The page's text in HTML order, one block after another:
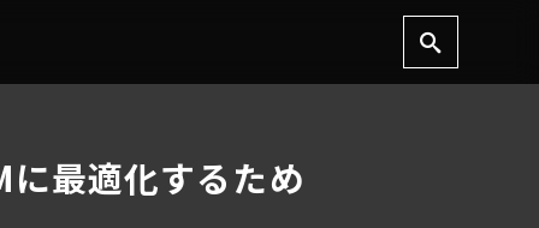
最適化するため